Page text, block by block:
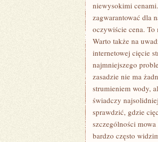
niewysokimi
zagwarantować dla
oczywiście cena.
Warto także na
internetowej cięcie
najmniejszego
zasadzie nie ma
strumieniem wody,
świadczy
sprawdzić, gdzie
szczególności
bardzo często